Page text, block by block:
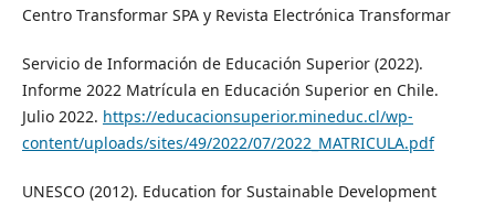
Centro Transformar SPA y Revista Electrónica Transformar
Servicio de Información de Educación Superior (2022).
Informe 2022 Matrícula en Educación Superior en Chile.
Julio 2022. https://educacionsuperior.mineduc.cl/wp-
content/uploads/sites/49/2022/07/2022_MATRICULA.pdf
UNESCO (2012). Education for Sustainable Development